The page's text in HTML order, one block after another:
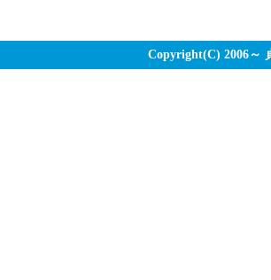
Copyright(C) 2006～